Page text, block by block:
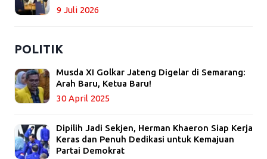
9 Juli 2026
POLITIK
Musda XI Golkar Jateng Digelar di Semarang:
Arah Baru, Ketua Baru!
30 April 2025
Dipilih Jadi Sekjen, Herman Khaeron Siap Kerja
Keras dan Penuh Dedikasi untuk Kemajuan
Partai Demokrat